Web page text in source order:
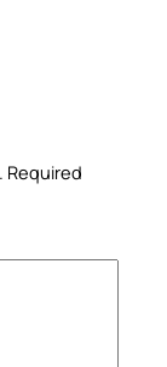
Required